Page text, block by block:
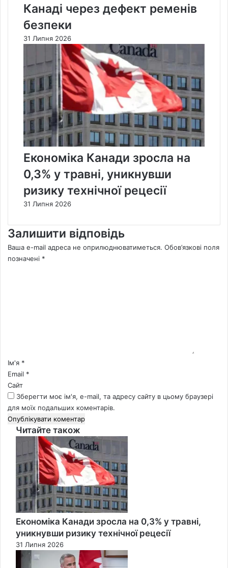
Канаді через дефект ременів
безпеки
31 Липня 2026
Економіка Канади зросла на
0,3% у травні, уникнувши
ризику технічної рецесії
31 Липня 2026
Залишити відповідь
Ваша e-mail адреса не оприлюднюватиметься. Обов’язкові поля
позначені *
*Ім'я *
Email *
Сайт
Зберегти моє ім'я, e-mail, та адресу сайту в цьому браузері
для моїх подальших коментарів.
Читайте також
Економіка Канади зросла на 0,3% у травні,
уникнувши ризику технічної рецесії
31 Липня 2026